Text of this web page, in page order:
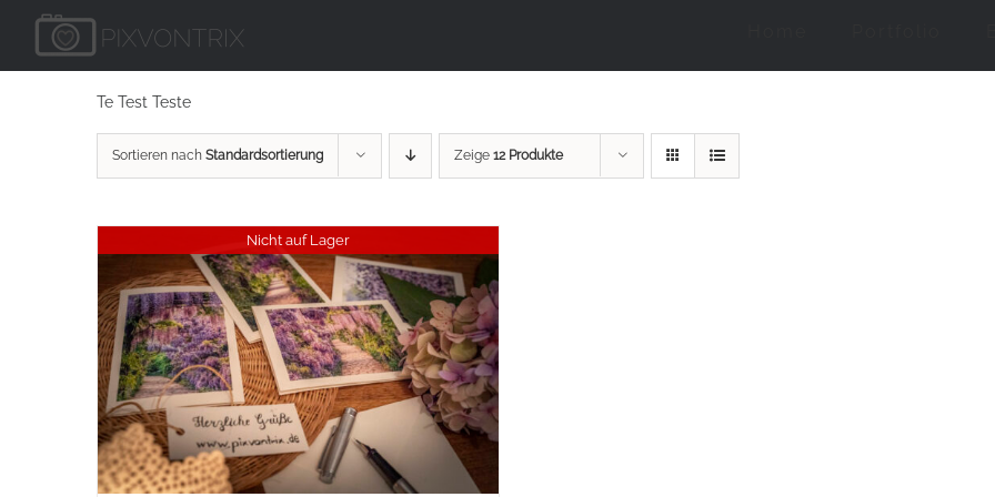
springen
Te Test Teste
Sortieren nach Standardsortierung Zeige 12 Produkte
Nicht auf Lager